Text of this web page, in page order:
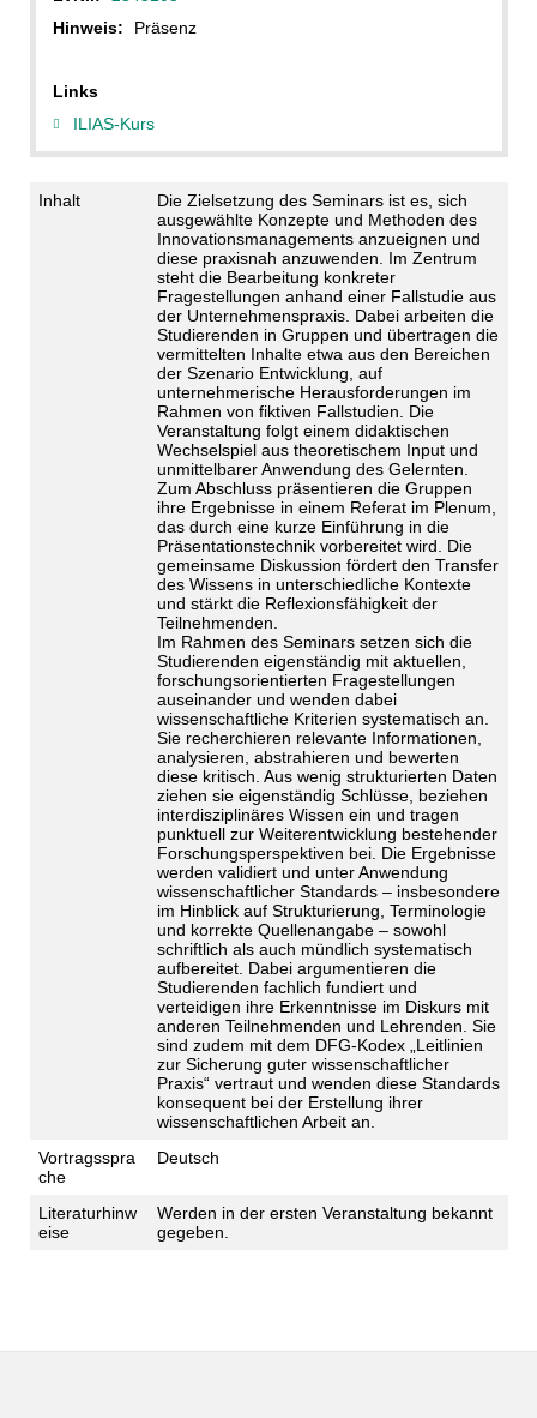
Hinweis:
Präsenz
Links
ILIAS-Kurs
Inhalt
Die Zielsetzung des Seminars ist es, sich
ausgewählte Konzepte und Methoden des
Innovationsmanagements anzueignen und
diese praxisnah anzuwenden. Im Zentrum
steht die Bearbeitung konkreter
Fragestellungen anhand einer Fallstudie aus
der Unternehmenspraxis. Dabei arbeiten die
Studierenden in Gruppen und übertragen die
vermittelten Inhalte etwa aus den Bereichen
der Szenario Entwicklung, auf
unternehmerische Herausforderungen im
Rahmen von fiktiven Fallstudien. Die
Veranstaltung folgt einem didaktischen
Wechselspiel aus theoretischem Input und
unmittelbarer Anwendung des Gelernten.
Zum Abschluss präsentieren die Gruppen
ihre Ergebnisse in einem Referat im Plenum,
das durch eine kurze Einführung in die
Präsentationstechnik vorbereitet wird. Die
gemeinsame Diskussion fördert den Transfer
des Wissens in unterschiedliche Kontexte
und stärkt die Reflexionsfähigkeit der
Teilnehmenden.
Im Rahmen des Seminars setzen sich die
Studierenden eigenständig mit aktuellen,
forschungsorientierten Fragestellungen
auseinander und wenden dabei
wissenschaftliche Kriterien systematisch an.
Sie recherchieren relevante Informationen,
analysieren, abstrahieren und bewerten
diese kritisch. Aus wenig strukturierten Daten
ziehen sie eigenständig Schlüsse, beziehen
interdisziplinäres Wissen ein und tragen
punktuell zur Weiterentwicklung bestehender
Forschungsperspektiven bei. Die Ergebnisse
werden validiert und unter Anwendung
wissenschaftlicher Standards – insbesondere
im Hinblick auf Strukturierung, Terminologie
und korrekte Quellenangabe – sowohl
schriftlich als auch mündlich systematisch
aufbereitet. Dabei argumentieren die
Studierenden fachlich fundiert und
verteidigen ihre Erkenntnisse im Diskurs mit
anderen Teilnehmenden und Lehrenden. Sie
sind zudem mit dem DFG-Kodex „Leitlinien
zur Sicherung guter wissenschaftlicher
Praxis“ vertraut und wenden diese Standards
konsequent bei der Erstellung ihrer
wissenschaftlichen Arbeit an.
Vortragsspra
che
Deutsch
Literaturhinw
eise
Werden in der ersten Veranstaltung bekannt
gegeben.